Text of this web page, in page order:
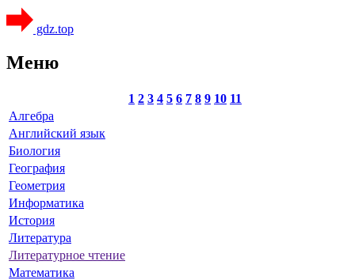
gdz.top
Меню
1 2 3 4 5 6 7 8 9 10 11
Алгебра
Английский язык
Биология
География
Геометрия
Информатика
История
Литература
Литературное чтение
Математика